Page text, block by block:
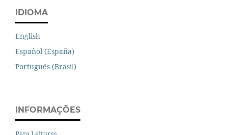
IDIOMA
English
Español (España)
Português (Brasil)
INFORMAÇÕES